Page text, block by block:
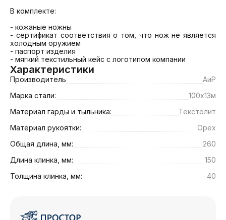
В комплекте:
- кожаные ножны
- сертификат соответствия о том, что нож не является
холодным оружием
- паспорт изделия
- мягкий текстильный кейс с логотипом компании
Характеристики
Производитель
АиР
Марка стали:
100х13м
Материал гарды и тыльника:
Текстолит
Материал рукоятки:
Орех
Общая длина, мм:
260
Длина клинка, мм:
150
Толщина клинка, мм:
40